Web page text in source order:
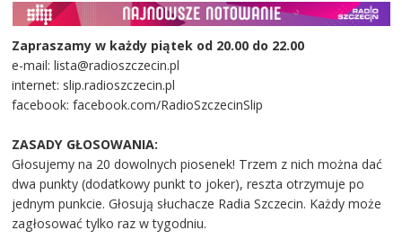
Zapraszamy w każdy piątek od 20.00 do 22.00
e-mail: lista@radioszczecin.pl
internet: slip.radioszczecin.pl
facebook: facebook.com/RadioSzczecinSlip
ZASADY GŁOSOWANIA:
Głosujemy na 20 dowolnych piosenek! Trzem z nich można dać
dwa punkty (dodatkowy punkt to joker), reszta otrzymuje po
jednym punkcie. Głosują słuchacze Radia Szczecin. Każdy może
zagłosować tylko raz w tygodniu.